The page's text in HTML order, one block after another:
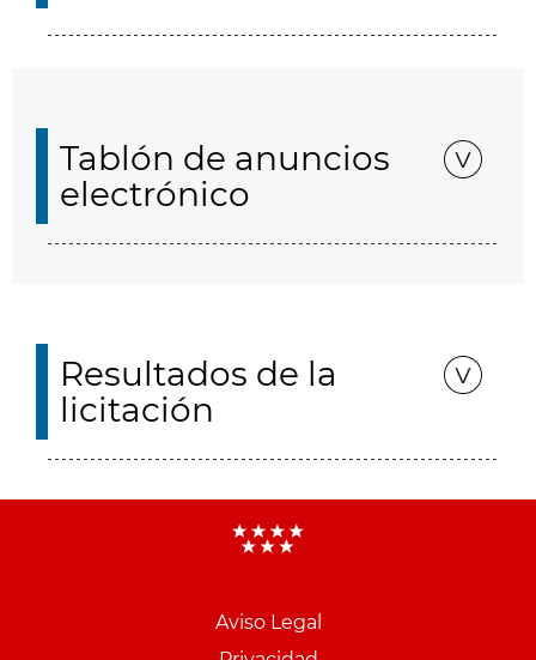
Tablón de anuncios
electrónico
Resultados de la
licitación
Aviso Legal